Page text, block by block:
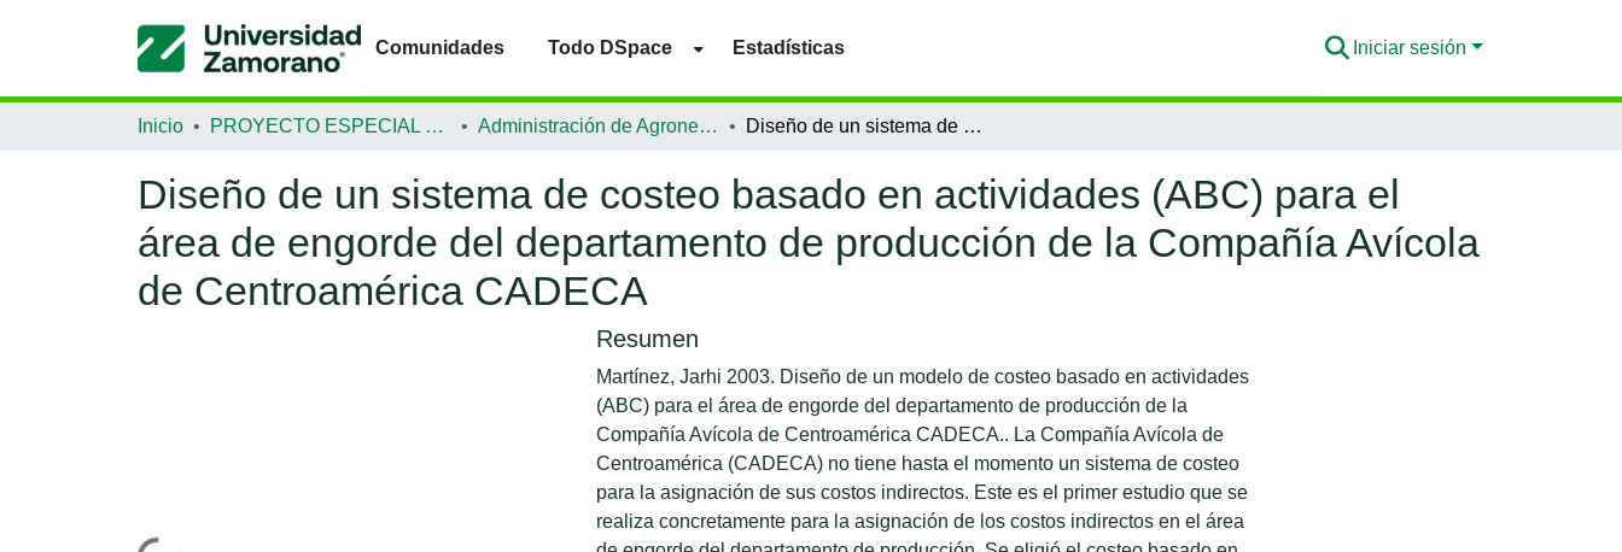
Comunidades Todo DSpace Estadísticas Iniciar sesión
Inicio PROYECTO ESPECIAL DE GRADUACIÓN Administración de Agronegocios Diseño de un sistema de costeo basado en actividades (ABC) para el área de engorde del departamento de producción de la Compañía Avícola de Centroamérica CADECA
Diseño de un sistema de costeo basado en actividades (ABC) para el
área de engorde del departamento de producción de la Compañía Avícola
de Centroamérica CADECA
Resumen
Martínez, Jarhi 2003. Diseño de un modelo de costeo basado en actividades
(ABC) para el área de engorde del departamento de producción de la
Compañía Avícola de Centroamérica CADECA.. La Compañía Avícola de
Centroamérica (CADECA) no tiene hasta el momento un sistema de costeo
para la asignación de sus costos indirectos. Este es el primer estudio que se
realiza concretamente para la asignación de los costos indirectos en el área